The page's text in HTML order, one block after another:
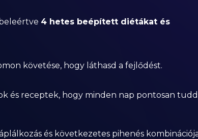
4 hetes beépített diétákat és
követése, hogy láthasd a fejlődést.
és receptek, hogy minden nap pontosan
és következetes pihenés